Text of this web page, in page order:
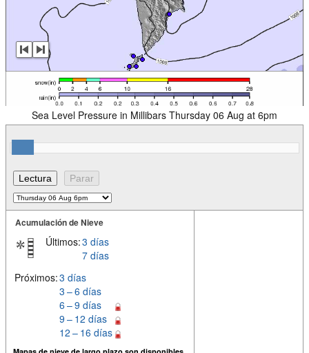
Sea Level Pressure in Millibars Thursday 06 Aug at 6pm
Acumulación de Nieve
Últimos:3 días
7 días
Próximos:3 días
3 – 6 días
6 – 9 días
9 – 12 días
12 – 16 días